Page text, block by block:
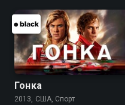
Гонка
2013, США, Спорт